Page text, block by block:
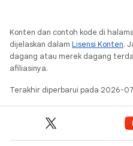
Konten dan contoh kode di
dijelaskan dalam Lisensi Konten.
dagang atau merek dagang
afiliasinya.
Terakhir diperbarui pada 2026-